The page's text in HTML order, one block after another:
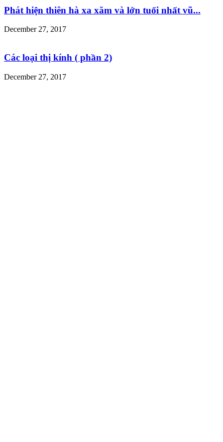
Phát hiện thiên hà xa xăm và lớn tuổi nhất vũ...
December 27, 2017
Các loại thị kính ( phần 2)
December 27, 2017